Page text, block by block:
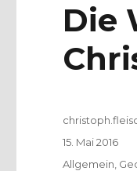
Die
Autor
Veröffentlicht
am
15. Mai 2016
Kategorien
Allgemein